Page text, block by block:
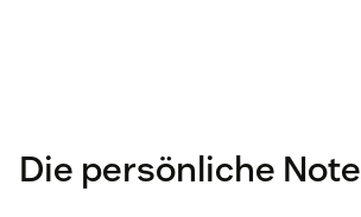
Die persönliche Note